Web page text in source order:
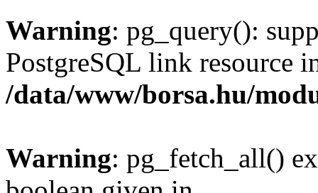
Warning: pg_query():
PostgreSQL link resource
/data/www/borsa.hu/
Warning: pg_fetch_all()